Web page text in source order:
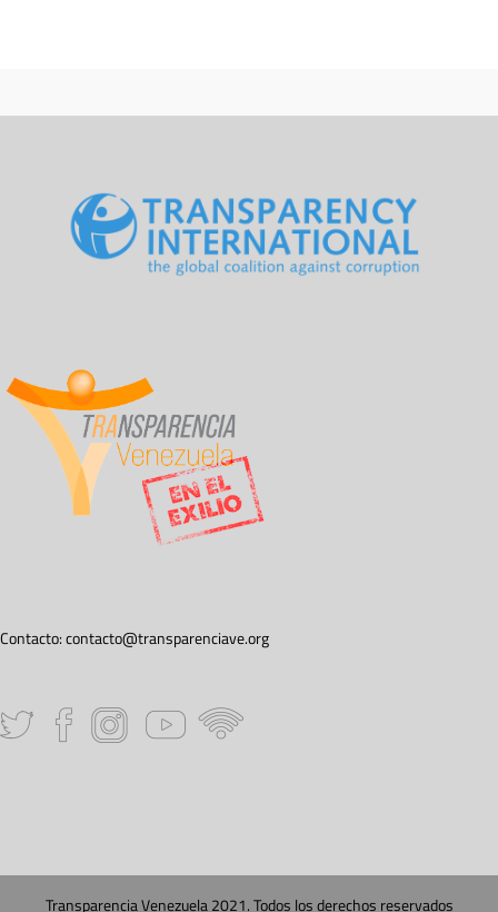
Contacto:contacto@transparenciave.org
Transparencia Venezuela 2021. Todos los derechos reservados